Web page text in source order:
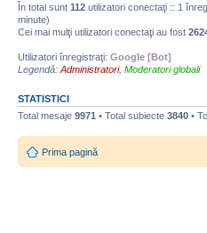
În total sunt 112 utilizatori conectaţi :: 1
minute)
Cei mai mulţi utilizatori conectaţi au fost
Utilizatori înregistraţi: Google [Bot]
Legendă: Administratori, Moderatori globali
STATISTICI
Total mesaje 9971 • Total subiecte 3840 •
Prima pagină